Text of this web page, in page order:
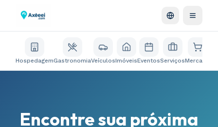
HospedagemGastronomiaVeículosImóveisEventosServiçosMercado
Encontre sua próxima